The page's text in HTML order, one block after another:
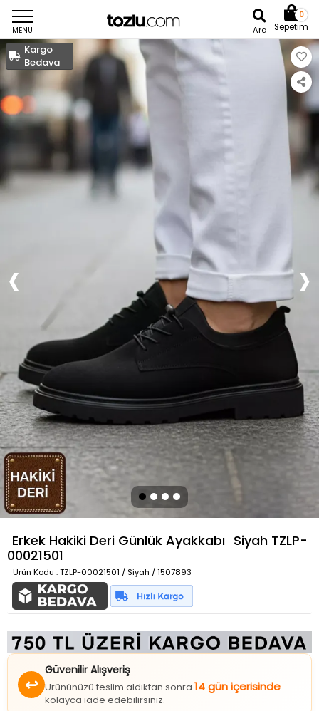
MENU Ara
0
Sepetim
Kargo
Bedava
Erkek Hakiki Deri Günlük Ayakkabı Siyah TZLP-
00021501
Ürün Kodu : TZLP-00021501 / Siyah / 1507893
↩
Güvenilir Alışveriş
Ürününüzü teslim aldıktan sonra 14 gün içerisinde
kolayca iade edebilirsiniz.